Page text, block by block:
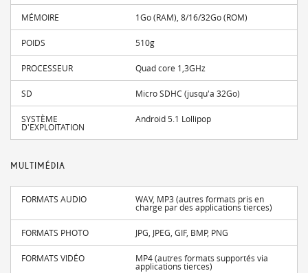
MÉMOIRE 1Go (RAM), 8/16/32Go (ROM)
POIDS 510g
PROCESSEUR Quad core 1,3GHz
SD Micro SDHC (jusqu'a 32Go)
SYSTÈME
D'EXPLOITATION
Android 5.1 Lollipop
MULTIMÉDIA
FORMATS AUDIO WAV, MP3 (autres formats pris en
charge par des applications tierces)
FORMATS PHOTO JPG, JPEG, GIF, BMP, PNG
FORMATS VIDÉO MP4 (autres formats supportés via
applications tierces)